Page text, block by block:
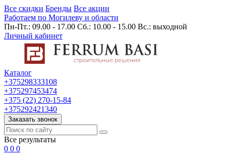
Все скидки Бренды Все акции
Работаем по Могилеву и области
Пн-Пт.: 09.00 - 17.00 Сб.: 10.00 - 15.00 Вс.: выходной
Личный кабинет
Каталог
+375298333108
+375297453474
+375 (22) 270-15-84
+375292421340
Заказать звонок
Все результаты
0 0 0